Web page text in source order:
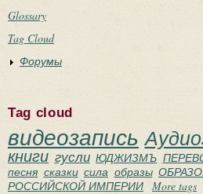
Glossary
Tag Cloud
Форумы
Tag cloud
видеозапись
книги гусли ЮДЖИЗМЪ
песня сказки сила образы
РОССИЙСКОЙ ИМПЕРИИ More tags